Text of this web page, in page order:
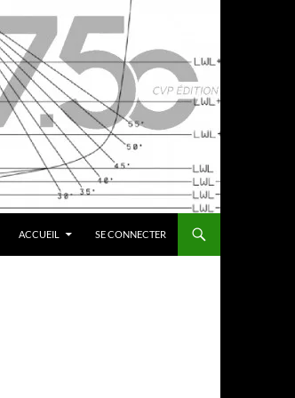
ACCUEIL SE CONNECTER